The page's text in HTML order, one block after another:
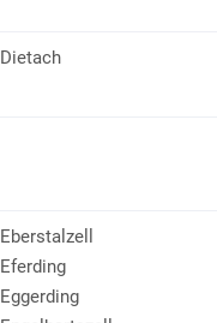
Dietach
Eberstalzell
Eferding
Eggerding